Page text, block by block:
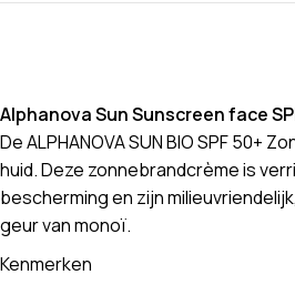
Alphanova Sun Sunscreen face
De ALPHANOVA SUN BIO SPF
huid. Deze zonnebrandcrème is
bescherming en zijn
geur van monoï.
Kenmerken